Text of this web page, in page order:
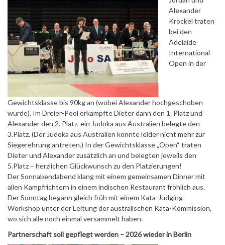
Alexander
Kröckel traten
bei den
Adelaide
International
Open in der
Gewichtsklasse bis 90kg an (wobei Alexander hochgeschoben
wurde). Im Dreier-Pool erkämpfte Dieter dann den 1. Platz und
Alexander den 2. Platz, ein Judoka aus Australien belegte den
3.Platz. (Der Judoka aus Australien konnte leider nicht mehr zur
Siegerehrung antreten.) In der Gewichtsklasse „Open“ traten
Dieter und Alexander zusätzlich an und belegten jeweils den
5.Platz – herzlichen Glückwunsch zu den Platzierungen!
Der Sonnabendabend klang mit einem gemeinsamen Dinner mit
allen Kampfrichtern in einem indischen Restaurant fröhlich aus.
Der Sonntag begann gleich früh mit einem Kata-Judging-
Workshop unter der Leitung der australischen Kata-Kommission,
wo sich alle noch einmal versammelt haben.
Partnerschaft soll gepflegt werden – 2026 wieder in Berlin